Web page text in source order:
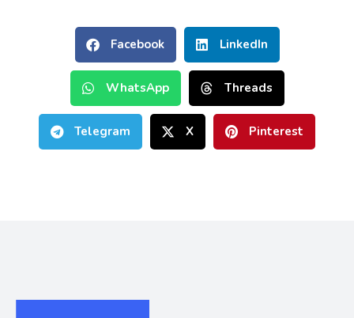
Facebook LinkedIn
WhatsApp Threads
Telegram X Pinterest